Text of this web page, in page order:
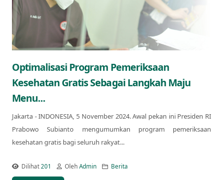
Optimalisasi Program Pemeriksaan
Kesehatan Gratis Sebagai Langkah Maju
Menu...
Jakarta - INDONESIA, 5 November 2024. Awal pekan ini Presiden RI
Prabowo Subianto mengumumkan program pemeriksaan
kesehatan gratis bagi seluruh rakyat...
Dilihat201 OlehAdmin Berita